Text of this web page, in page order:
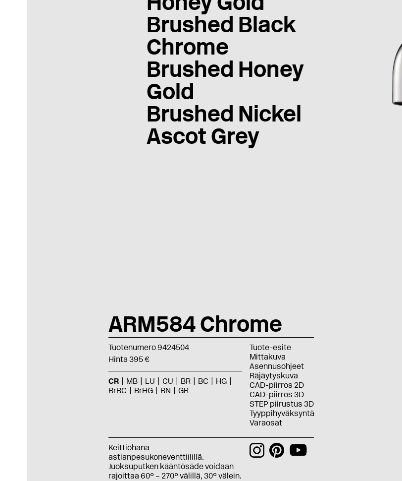
Brushed Black
Chrome
Brushed Honey
Gold
Brushed Nickel
Ascot Grey
ARM584 Chrome
Tuotenumero 9424504
Hinta 395 €
CR MB LU CU BR BC
HG
BrBC
BrHG BN GR
Tuote-esite
Mittakuva
Asennusohjeet
Räjäytyskuva
CAD-piirros 2D
CAD-piirros 3D
STEP piirustus 3D
Tyyppihyväksyntä
Varaosat
Keittiöhana
astianpesukoneventtiilillä.
Juoksuputken kääntösäde voidaan
rajoittaa 60° – 270° välillä, 30° välein.